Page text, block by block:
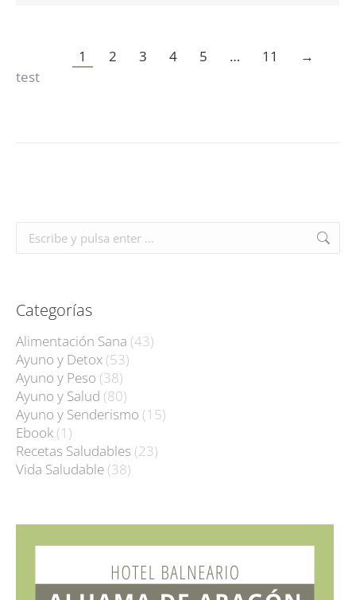
1 2 3 4 5 … 11
→
test
Buscar:
Categorías
Alimentación Sana (43)
Ayuno y Detox (53)
Ayuno y Peso (38)
Ayuno y Salud (80)
Ayuno y Senderismo (15)
Ebook (1)
Recetas Saludables (23)
Vida Saludable (38)